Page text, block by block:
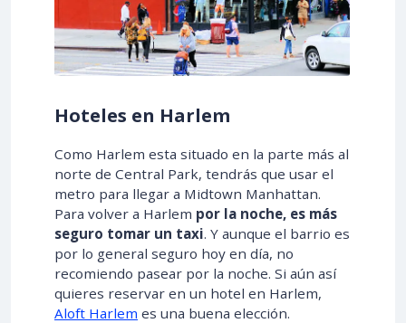
Hoteles en Harlem
Como Harlem esta situado en la parte más al
norte de Central Park, tendrás que usar el
metro para llegar a Midtown Manhattan.
Para volver a Harlem por la noche, es más
seguro tomar un taxi. Y aunque el barrio es
por lo general seguro hoy en día, no
recomiendo pasear por la noche. Si aún así
quieres reservar en un hotel en Harlem,
Aloft Harlem es una buena elección.